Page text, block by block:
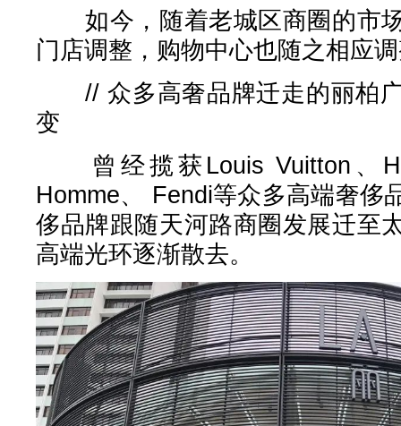
如今，随着老城区商圈的市
门店调整，购物中心也随之相应
// 众多高奢品牌迁走的丽柏广
变
曾经揽获Louis Vuitton、
Homme、 Fendi等众多高端奢侈
侈品牌跟随天河路商圈发展迁至
高端光环逐渐散去。